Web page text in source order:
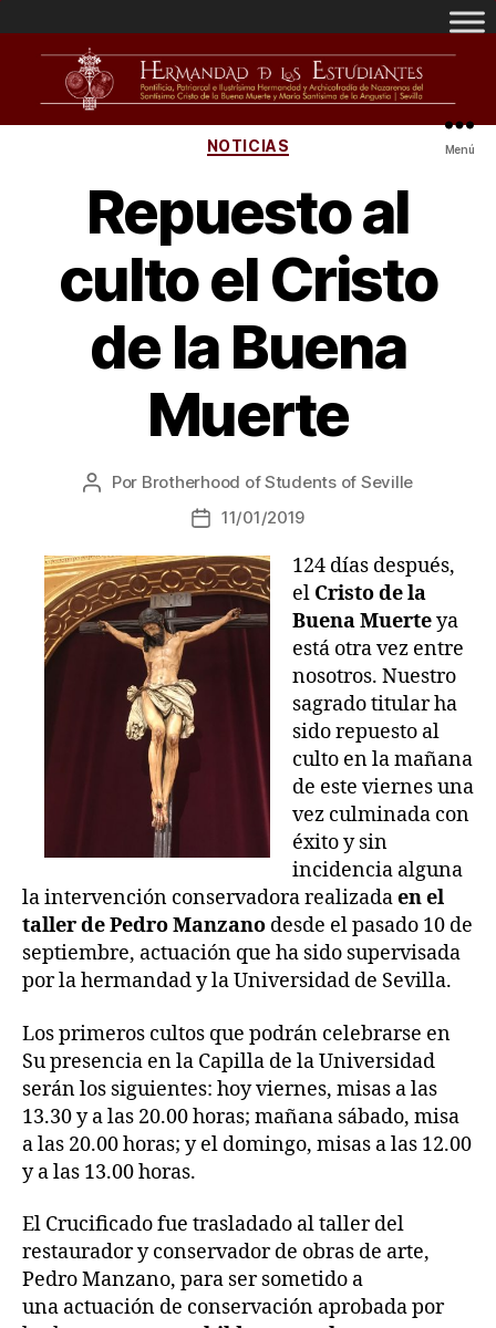
Menú
NOTICIAS
Repuesto al
culto el Cristo
de la Buena
Muerte
Por Brotherhood of Students of Seville
11/01/2019
124 días después,
el Cristo de la
Buena Muerteya
está otra vez entre
nosotros. Nuestro
sagrado titular ha
sido repuesto al
culto en la mañana
de este viernes una
vez culminada con
éxito y sin
incidencia alguna
la intervención conservadora realizadaen el
taller de Pedro Manzano desde el pasado 10 de
septiembre, actuación que ha sido supervisada
por la hermandad y la Universidad de Sevilla.
Los primeros cultos que podrán celebrarse en
Su presencia en la Capilla de la Universidad
serán los siguientes: hoy viernes, misas a las
13.30 y a las 20.00 horas; mañana sábado, misa
a las 20.00 horas; y el domingo, misas a las 12.00
y a las 13.00 horas.
El Crucificado fue trasladado al taller del
restaurador y conservador de obras de arte,
Pedro Manzano, para ser sometido a
una actuación de conservación aprobada por